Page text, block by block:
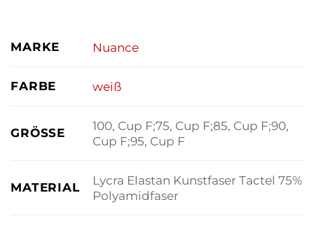
MARKE Nuance
FARBE weiß
GRÖSSE
100, Cup F;75, Cup F;85, Cup F;90,
Cup F;95, Cup F
MATERIAL
Lycra Elastan Kunstfaser Tactel 75%
Polyamidfaser